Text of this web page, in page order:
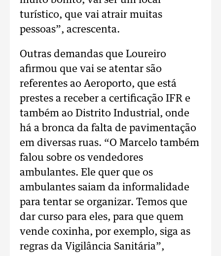
turístico, que vai atrair muitas
pessoas”, acrescenta.
Outras demandas que Loureiro
afirmou que vai se atentar são
referentes ao Aeroporto, que está
prestes a receber a certificação IFR e
também ao Distrito Industrial, onde
há a bronca da falta de pavimentação
em diversas ruas. “O Marcelo também
falou sobre os vendedores
ambulantes. Ele quer que os
ambulantes saiam da informalidade
para tentar se organizar. Temos que
dar curso para eles, para que quem
vende coxinha, por exemplo, siga as
regras da Vigilância Sanitária”,